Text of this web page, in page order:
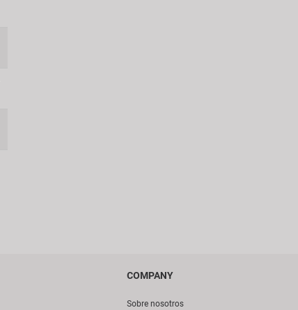
COMPANY
Sobre nosotros